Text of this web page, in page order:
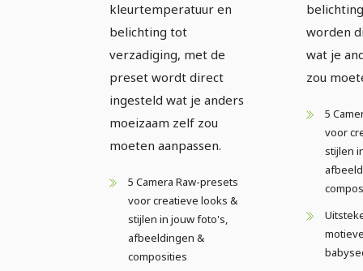
kleurtemperatuur en
belichting tot
verzadiging, met de
preset wordt direct
ingesteld wat je anders
moeizaam zelf zou
moeten aanpassen.
5 Camera Raw-presets
voor creatieve looks &
stijlen in jouw foto's,
afbeeldingen &
composities
worden
wat je
zou
5
voor
stijlen